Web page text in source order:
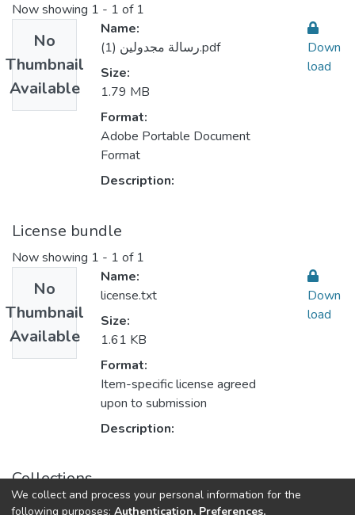
Now showing 1 - 1 of 1
No
Thumbnail
Available
Name:
رسالة مجدولين (1).pdf
Size:
1.79 MB
Format:
Adobe Portable Document
Format
Description:
Down
load
License bundle
Now showing 1 - 1 of 1
No
Thumbnail
Available
Name:
license.txt
Size:
1.61 KB
Format:
Item-specific license agreed
upon to submission
Description:
Down
load
Collections
Law القانون
We collect and process your personal information for the
following purposes: Authentication, Preferences,